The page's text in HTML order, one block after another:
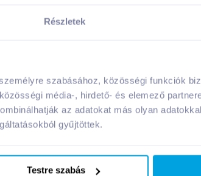
Részletek
szabásához, közösségi funkciók
média-, hirdető- és elemező
az adatokat más olyan
gyűjtöttek.
Testre szabás
Milli krémtúró 90 g
vaníliás, laktózmentes
329Ft /